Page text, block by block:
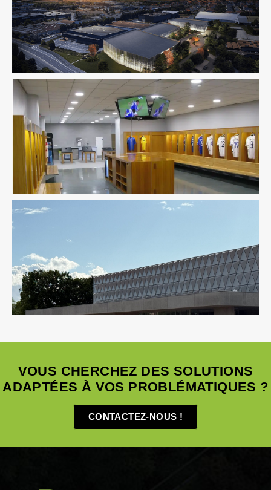
Équipement Sportif Fluides Pilotage D'opération / MOEX
Structure VRD
Économie De La Construction Équipement Sportif Fluides
Structure
Équipement Sportif
VOUS CHERCHEZ DES SOLUTIONS
ADAPTÉES À VOS PROBLÉMATIQUES ?
CONTACTEZ-NOUS !